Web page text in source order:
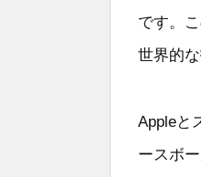
です。
世界的
Appleと
ースボ